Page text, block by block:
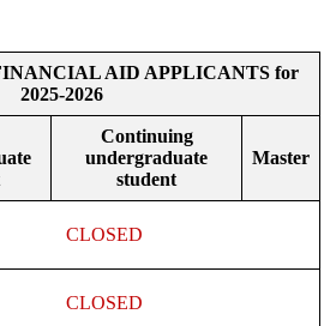
AID APPLICANTS for
2025-2026
Continuing
undergraduate
student
Master
CLOSED
CLOSED